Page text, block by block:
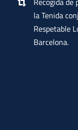
la Tenida
Respetable
Barcelona.